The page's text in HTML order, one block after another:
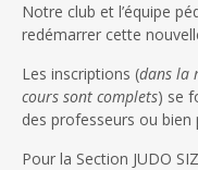
Notre club et l’équipe
redémarrer cette
Les inscriptions (dans la
cours sont complets) se
des professeurs ou bien
Pour la Section JUDO